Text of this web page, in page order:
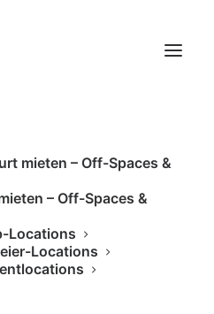
mieten – Off-Spaces &
– Off-Spaces &
Locations
Locations